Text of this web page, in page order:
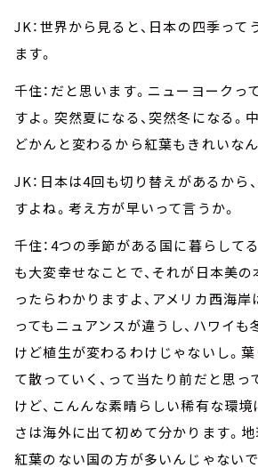
JK：世界から見ると、日本の四季って
ます。
千住：だと思います。ニューヨークっ
すよ。突然夏になる、突然冬になる。
どかんと変わるから紅葉もきれいなん
JK：日本は4回も切り替えがあるから
すよね。考え方が早いって言うか。
千住：4つの季節がある国に暮らして
も大変幸せなことで、それが日本美
ったらわかりますよ、アメリカ西海
ってもニュアンスが違うし、ハワイ
けど植生が変わるわけじゃないし。
て散っていく、って当たり前だと思
けど、こんんな素晴らしい稀有な環
さは海外に出て初めて分かります。地
紅葉のない国の方が多いんじゃない